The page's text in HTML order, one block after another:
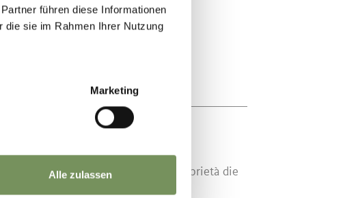
führen diese Informationen
die sie im Rahmen Ihrer Nutzung
Marketing
Alle zulassen
volta, dal 1492 il castello è di proprietà die